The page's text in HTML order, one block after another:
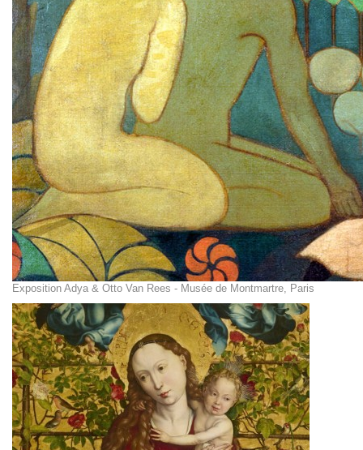
Exposition Adya & Otto Van Rees - Musée de Montmartre, Paris